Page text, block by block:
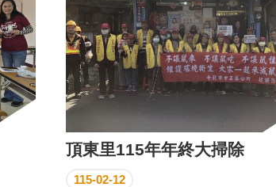
頂東里115年年終大掃除
115-02-12